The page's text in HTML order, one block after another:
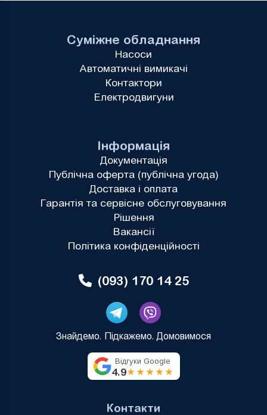
Інформація
Документація
Публічна оферта (публічна угода)
Доставка і оплата
Гарантія та сервісне обслуговування
Рішення
Вакансії
Політика конфіденційності
Суміжне обладнання
Насоси
Автоматичні вимикачі
Контактори
Електродвигуни
(093) 170 14 25
Знайдемо. Підкажемо. Домовимося
Відгуки Google
4.9★★★★★
Контакти